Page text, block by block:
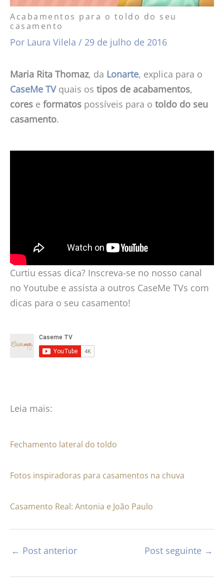
Acabamentos para o toldo do seu
casamento
Por Laura Vilela / 29 de julho de 2016
Maria Rita Thomaz, da Lonarte, explica para o
CaseMe TVquais os tipos de acabamentos,
cores e formatos possíveis para o toldo do seu
casamento.
Curtiu essas dica? Inscreva-se no nosso canal
no Youtube e assista a outros CaseMe TVs com
dicas para o seu casamento!
Leia mais:
Fechamento lateral do toldo
Fotos inspiradoras para casamentos na chuva
Casamento Real: Antonia e João Paulo
← Post anterior Post seguinte →